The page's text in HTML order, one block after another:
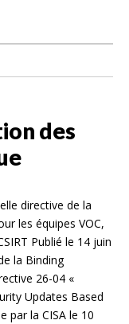
des
directive de la
les équipes VOC,
Publié le 14 juin
la Binding
26-04 «
Updates Based
par la CISA le 10